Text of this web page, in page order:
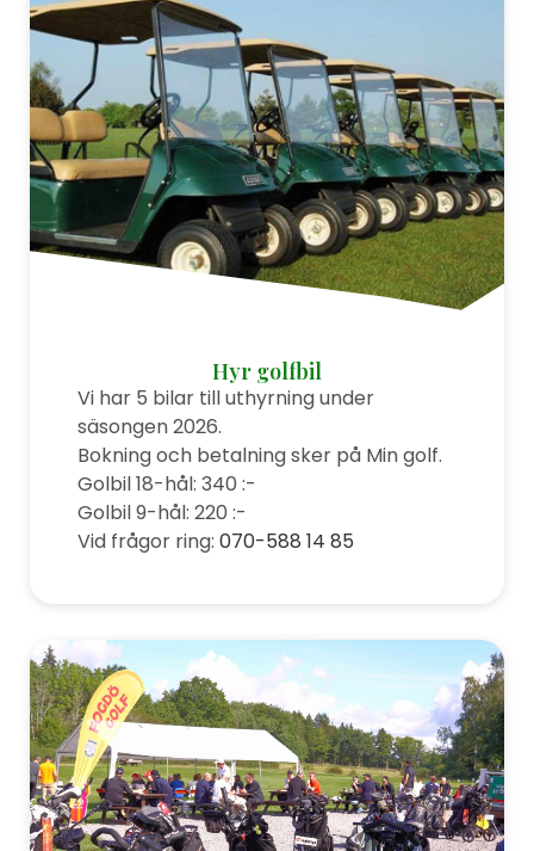
Hyr golfbil
Vi har 5 bilar till uthyrning under
säsongen 2026.
Bokning och betalning sker på Min golf.
Golbil 18-hål: 340 :-
Golbil 9-hål: 220 :-
Vid frågor ring: 070-588 14 85